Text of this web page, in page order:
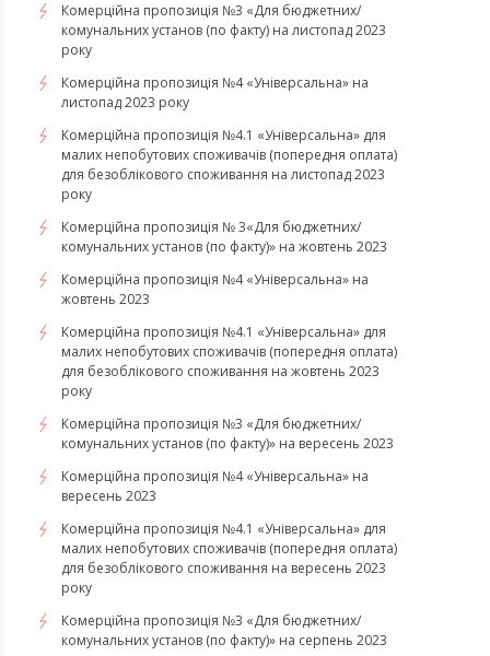
Комерційна пропозиція №3 «Для бюджетних/
комунальних установ (по факту) на листопад 2023
року
Комерційна пропозиція №4 «Універсальна» на
листопад 2023 року
Комерційна пропозиція №4.1 «Універсальна» для
малих непобутових споживачів (попередня оплата)
для безоблікового споживання на листопад 2023
року
Комерційна пропозиція № 3«Для бюджетних/
комунальних установ (по факту)» на жовтень 2023
Комерційна пропозиція №4 «Універсальна» на
жовтень 2023
Комерційна пропозиція №4.1 «Універсальна» для
малих непобутових споживачів (попередня оплата)
для безоблікового споживання на жовтень 2023
року
Комерційна пропозиція №3 «Для бюджетних/
комунальних установ (по факту)» на вересень 2023
Комерційна пропозиція №4 «Універсальна» на
вересень 2023
Комерційна пропозиція №4.1 «Універсальна» для
малих непобутових споживачів (попередня оплата)
для безоблікового споживання на вересень 2023
року
Комерційна пропозиція №3 «Для бюджетних/
комунальних установ (по факту)» на серпень 2023